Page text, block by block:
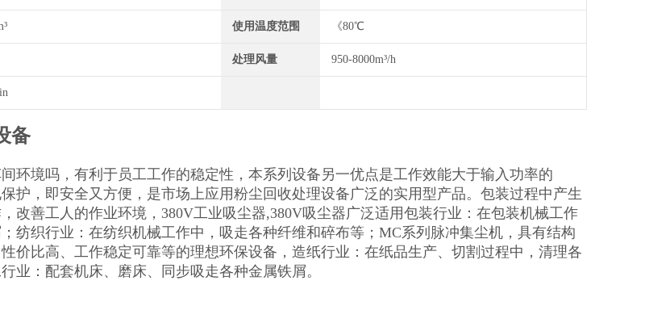
使用温度范围 《80℃
处理风量 950-8000m³/h
备
环境吗，有利于员工工作的稳定性，本系列设备另一优点是工作效能大于输入功率的
护，即安全又方便，是市场上应用粉尘回收处理设备广泛的实用型产品。包装过程中产生
改善工人的作业环境，380V工业吸尘器,380V吸尘器广泛适用包装行业：在包装机械工作
纺织行业：在纺织机械工作中，吸走各种纤维和碎布等；MC系列脉冲集尘机，具有结构
价比高、工作稳定可靠等的理想环保设备，造纸行业：在纸品生产、切割过程中，清理各
业：配套机床、磨床、同步吸走各种金属铁屑。